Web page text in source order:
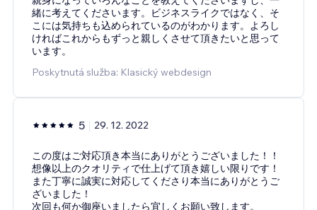
緒に考えてくださいます。ビジネスライクではなく、そ
こには気持ちも込められているのがわかります。よろし
ければこれからもずっと親しくさせて頂きたいと思って
います。
Poskytnutá služba: Klasický webdesign
5 29. 12. 2022
この度はご対応頂き本当にありがとうございました！！
想像以上のクオリティで仕上げて頂き嬉しい限りです！
また丁寧に誠実に対応してくださり本当にありがとうご
ざいました！
次回も何か御座いましたら宜しくお願い致します。